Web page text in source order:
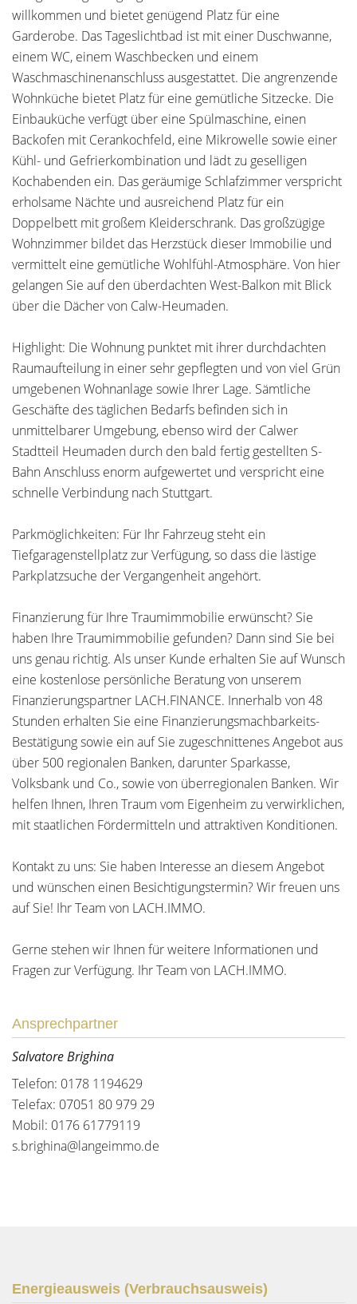
willkommen und bietet genügend Platz für eine
Garderobe. Das Tageslichtbad ist mit einer Duschwanne,
einem WC, einem Waschbecken und einem
Waschmaschinenanschluss ausgestattet. Die angrenzende
Wohnküche bietet Platz für eine gemütliche Sitzecke. Die
Einbauküche verfügt über eine Spülmaschine, einen
Backofen mit Cerankochfeld, eine Mikrowelle sowie einer
Kühl- und Gefrierkombination und lädt zu geselligen
Kochabenden ein. Das geräumige Schlafzimmer verspricht
erholsame Nächte und ausreichend Platz für ein
Doppelbett mit großem Kleiderschrank. Das großzügige
Wohnzimmer bildet das Herzstück dieser Immobilie und
vermittelt eine gemütliche Wohlfühl-Atmosphäre. Von hier
gelangen Sie auf den überdachten West-Balkon mit Blick
über die Dächer von Calw-Heumaden.
Highlight: Die Wohnung punktet mit ihrer durchdachten
Raumaufteilung in einer sehr gepflegten und von viel Grün
umgebenen Wohnanlage sowie Ihrer Lage. Sämtliche
Geschäfte des täglichen Bedarfs befinden sich in
unmittelbarer Umgebung, ebenso wird der Calwer
Stadtteil Heumaden durch den bald fertig gestellten S-
Bahn Anschluss enorm aufgewertet und verspricht eine
schnelle Verbindung nach Stuttgart.
Parkmöglichkeiten: Für Ihr Fahrzeug steht ein
Tiefgaragenstellplatz zur Verfügung, so dass die lästige
Parkplatzsuche der Vergangenheit angehört.
Finanzierung für Ihre Traumimmobilie erwünscht? Sie
haben Ihre Traumimmobilie gefunden? Dann sind Sie bei
uns genau richtig. Als unser Kunde erhalten Sie auf Wunsch
eine kostenlose persönliche Beratung von unserem
Finanzierungspartner LACH.FINANCE. Innerhalb von 48
Stunden erhalten Sie eine Finanzierungsmachbarkeits-
Bestätigung sowie ein auf Sie zugeschnittenes Angebot aus
über 500 regionalen Banken, darunter Sparkasse,
Volksbank und Co., sowie von überregionalen Banken. Wir
helfen Ihnen, Ihren Traum vom Eigenheim zu verwirklichen,
mit staatlichen Fördermitteln und attraktiven Konditionen.
Kontakt zu uns: Sie haben Interesse an diesem Angebot
und wünschen einen Besichtigungstermin? Wir freuen uns
auf Sie! Ihr Team von LACH.IMMO.
Gerne stehen wir Ihnen für weitere Informationen und
Fragen zur Verfügung. Ihr Team von LACH.IMMO.
Ansprechpartner
Salvatore Brighina
Telefon: 0178 1194629
Telefax: 07051 80 979 29
Mobil: 0176 61779119
s.brighina@langeimmo.de
Energieausweis (Verbrauchsausweis)